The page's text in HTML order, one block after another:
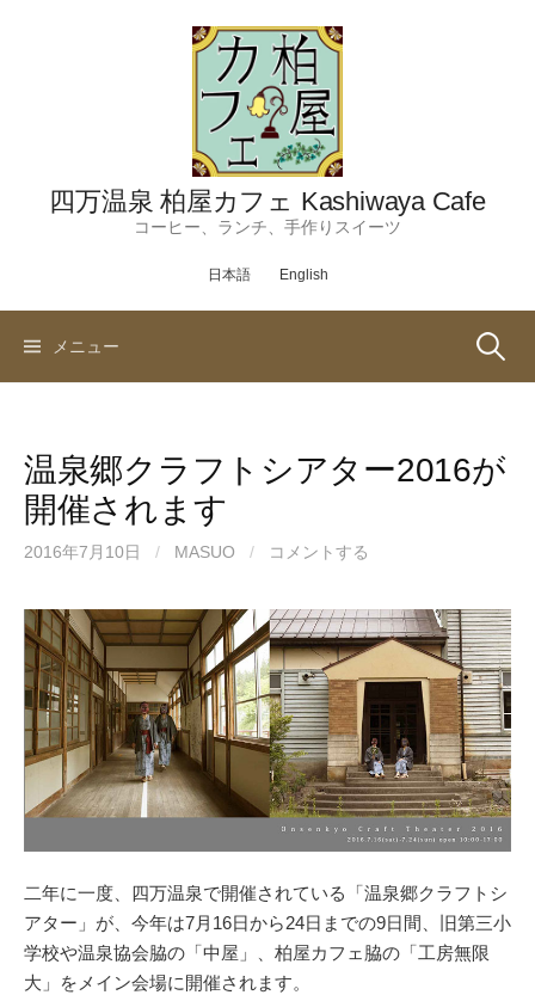
四万温泉 柏屋カフェ Kashiwaya Cafe
コーヒー、ランチ、手作りスイーツ
日本語 English
メニュー 検
温泉郷クラフトシアター2016が
開催されます
2016年7月10日 / MASUO / コメントする
二年に一度、四万温泉で開催されている「温泉郷クラフトシ
アター」が、今年は7月16日から24日までの9日間、旧第三小
学校や温泉協会脇の「中屋」、柏屋カフェ脇の「工房無限
大」をメイン会場に開催されます。